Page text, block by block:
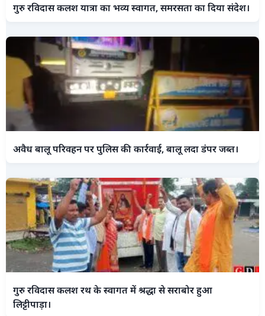
गुरु रविदास कलश यात्रा का भव्य स्वागत, समरसता का दिया संदेश।
अवैध बालू परिवहन पर पुलिस की कार्रवाई, बालू लदा डंपर जब्त।
गुरु रविदास कलश रथ के स्वागत में श्रद्धा से सराबोर हुआ
लिट्टीपाड़ा।